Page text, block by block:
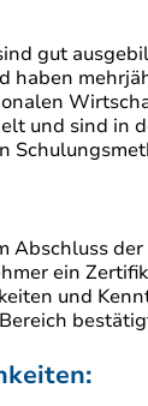
gut
haben
und sind in
Abschluss
ein
und